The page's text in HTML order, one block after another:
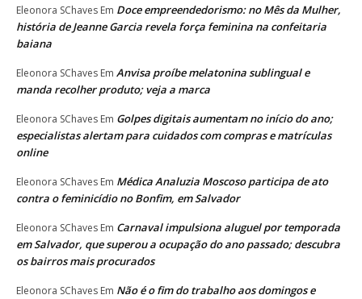
Eleonora SChaves Em Doce empreendedorismo: no Mês da Mulher,
história de Jeanne Garcia revela força feminina na confeitaria
baiana
Eleonora SChaves Em Anvisa proíbe melatonina sublingual e
manda recolher produto; veja a marca
Eleonora SChaves Em Golpes digitais aumentam no início do ano;
especialistas alertam para cuidados com compras e matrículas
online
Eleonora SChaves Em Médica Analuzia Moscoso participa de ato
contra o feminicídio no Bonfim, em Salvador
Eleonora SChaves Em Carnaval impulsiona aluguel por temporada
em Salvador, que superou a ocupação do ano passado; descubra
os bairros mais procurados
Eleonora SChaves Em Não é o fim do trabalho aos domingos e